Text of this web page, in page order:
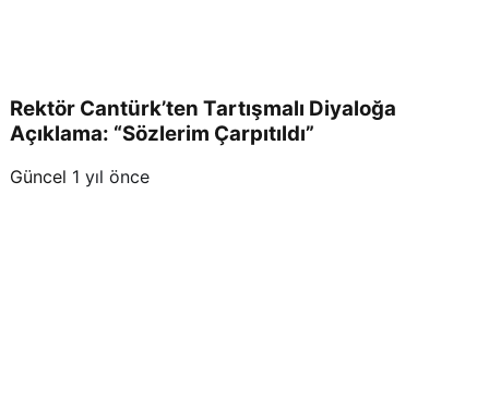
Rektör Cantürk’ten Tartışmalı Diyaloğa
Açıklama: “Sözlerim Çarpıtıldı”
Güncel 1 yıl önce